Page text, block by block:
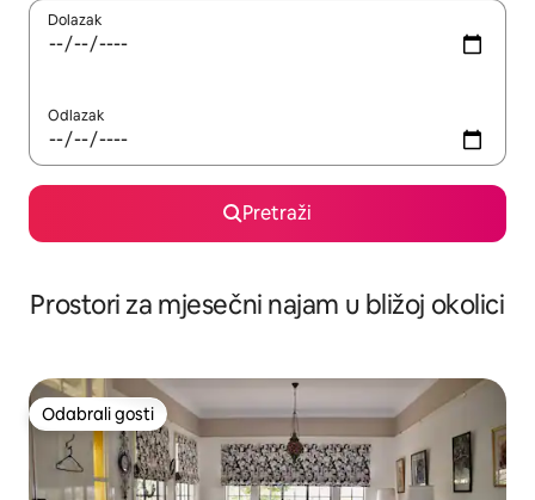
Dolazak
Odlazak
Pretraži
Prostori za mjesečni najam u bližoj okolici
Odabrali gosti
Odabrali gosti